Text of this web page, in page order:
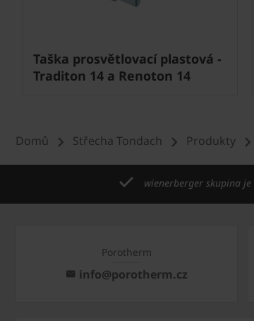
Taška prosvětlovací plastová -
Traditon 14 a Renoton 14
Domů Střecha Tondach Produkty
wienerberger skupina
Porotherm
info@porotherm.cz